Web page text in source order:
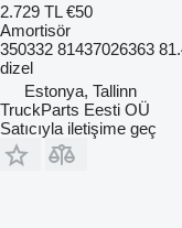
2.729 TL €50
Amortisör
350332 81437026363
dizel
Estonya, Tallinn
TruckParts Eesti OÜ
Satıcıyla iletişime geç